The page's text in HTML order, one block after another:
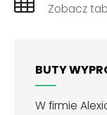
Zobacz
BUTY
W firmie